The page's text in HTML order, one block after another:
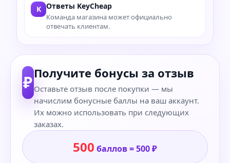
K Ответы KeyCheap
Команда магазина может официально
отвечать клиентам.
₽Получите бонусы за отзыв
Оставьте отзыв после покупки — мы
начислим бонусные баллы на ваш аккаунт.
Их можно использовать при следующих
заказах.
500 баллов = 500 ₽